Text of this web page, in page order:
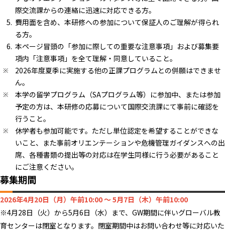
際交流課からの連絡に迅速に対応できる方。
費用面を含め、本研修への参加について保証人のご理解が得られ
る方。
本ページ冒頭の「参加に際しての重要な注意事項」および募集要
項内「注意事項」を全て理解・同意していること。
2026年度夏季に実施する他の正課プログラムとの併願はできませ
ん。
本学の留学プログラム（SAプログラム等）に参加中、または参加
予定の方は、本研修の応募について国際交流課にて事前に確認を
行うこと。
休学者も参加可能です。ただし単位認定を希望することができな
いこと、また事前オリエンテーションや危機管理ガイダンスへの出
席、各種書類の提出等の対応は在学生同様に行う必要があること
にご注意ください。
募集期間
2026年4月20日（月）午前10:00 ～ 5月7日（木）午前10:00
※4月28日（火）から5月6日（水）まで、GW期間に伴いグローバル教
育センターは閉室となります。閉室期間中はお問い合わせ等に対応いた